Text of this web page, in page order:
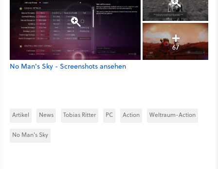
67
No Man's Sky - Screenshots ansehen
Artikel News Tobias Ritter PC Action Weltraum-Action
No Man's Sky